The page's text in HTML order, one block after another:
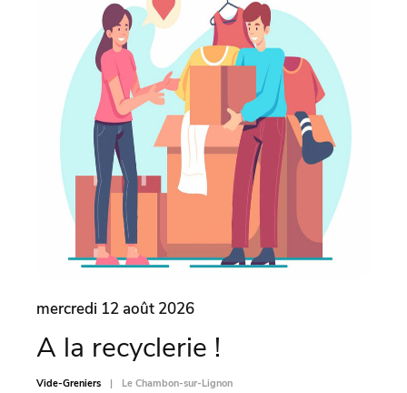
mercredi 12 août 2026
A la recyclerie !
Vide-Greniers Le Chambon-sur-Lignon